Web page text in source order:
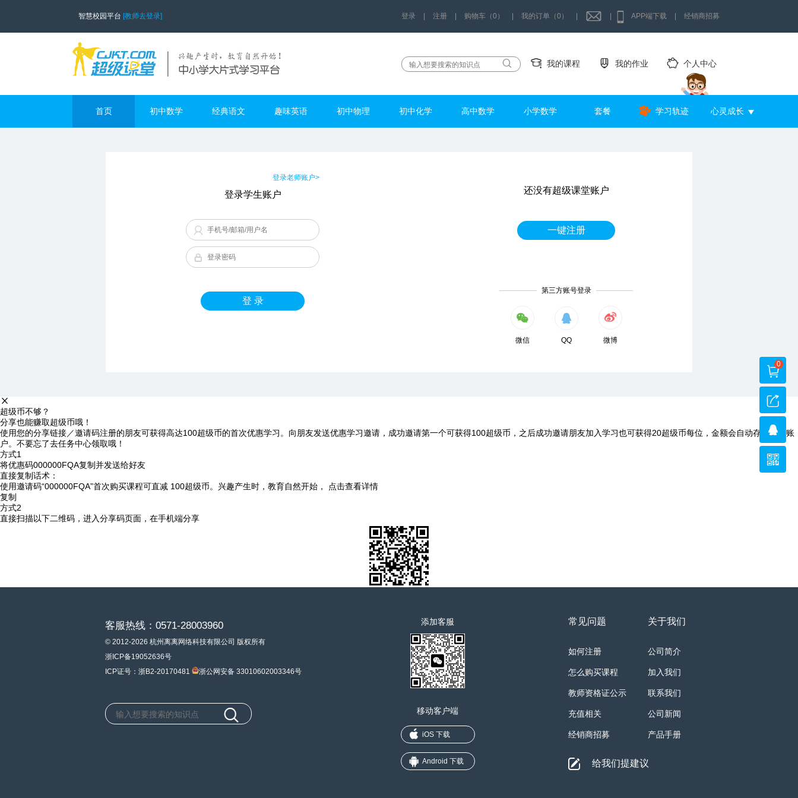
智慧校园平台 [教师去登录] 登录 注册 购物车（0） 我的订单（0） APP端下载 经销商招募
我的课程 我的作业 个人中心
首页 初中数学 经典语文 趣味英语 初中物理 初中化学 高中数学 小学数学 套餐 学习轨迹 心灵成长
登录老师账户>
登录学生账户
登 录
还没有超级课堂账户
一键注册
第三方账号登录
微信 QQ 微博
0
超级币不够？
分享也能赚取超级币哦！
使用您的分享链接／邀请码注册的朋友可获得高达100超级币的首次优惠学习。向朋友发送优惠学习邀请，成功邀请第一个可获得100超级币，之后成功邀请朋友加入学习也可获得20超级币每位，金额会自动存入您的账
户。不要忘了去任务中心领取哦！
方式1
将优惠码000000FQA复制并发送给好友
直接复制话术：
使用邀请码“000000FQA”首次购买课程可直减 100超级币。兴趣产生时，教育自然开始， 点击查看详情
复制
方式2
直接扫描以下二维码，进入分享码页面，在手机端分享
客服热线：0571-28003960
© 2012-2026 杭州离离网络科技有限公司 版权所有
浙ICP备19052636号
ICP证号：浙B2-20170481
浙公网安备 33010602003346号
添加客服
移动客户端
iOS 下载
Android 下载
常见问题
如何注册
怎么购买课程
教师资格证公示
充值相关
经销商招募
关于我们
公司简介
加入我们
联系我们
公司新闻
产品手册
给我们提建议